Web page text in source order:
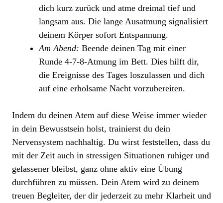
dich kurz zurück und atme dreimal tief und
langsam aus. Die lange Ausatmung signalisiert
deinem Körper sofort Entspannung.
Am Abend: Beende deinen Tag mit einer
Runde 4-7-8-Atmung im Bett. Dies hilft dir,
die Ereignisse des Tages loszulassen und dich
auf eine erholsame Nacht vorzubereiten.
Indem du deinen Atem auf diese Weise immer wieder
in dein Bewusstsein holst, trainierst du dein
Nervensystem nachhaltig. Du wirst feststellen, dass du
mit der Zeit auch in stressigen Situationen ruhiger und
gelassener bleibst, ganz ohne aktiv eine Übung
durchführen zu müssen. Dein Atem wird zu deinem
treuen Begleiter, der dir jederzeit zu mehr Klarheit und